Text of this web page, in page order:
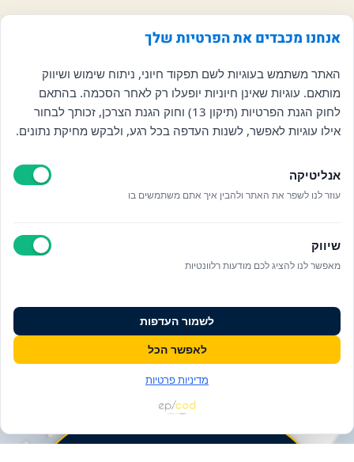
פעולות ומידע
אנחנו מכבדים את הפרטיות שלך
האתר משתמש בעוגיות לשם תפקוד חיוני, ניתוח שימוש ושיווק
מותאם. עוגיות שאינן חיוניות יופעלו רק לאחר הסכמה. בהתאם
לחוק הגנת הפרטיות (תיקון 13) וחוק הגנת הצרכן, זכותך לבחור
אילו עוגיות לאפשר, לשנות העדפה בכל רגע, ולבקש מחיקת נתונים.
אנליטיקה
עוזר לנו לשפר את האתר ולהבין איך אתם משתמשים בו
שיווק
מאפשר לנו להציג לכם מודעות רלוונטיות
לשמור העדפות
לאפשר הכל
מדיניות פרטיות